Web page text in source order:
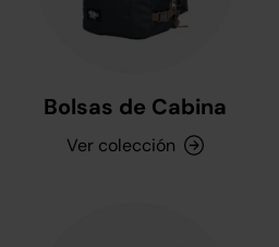
Bolsas de Cabina
Ver colección